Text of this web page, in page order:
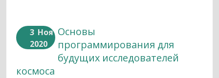
3 Ноя
2020
Основы
программирования для
будущих исследователей
космоса